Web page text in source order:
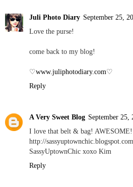
Juli Photo Diary September 25,
Love the purse!
come back to my blog!
♡www.juliphotodiary.com♡
Reply
A Very Sweet Blog September 25,
I love that belt & bag!
http://
SassyUptownChic xoxo Kim
Reply